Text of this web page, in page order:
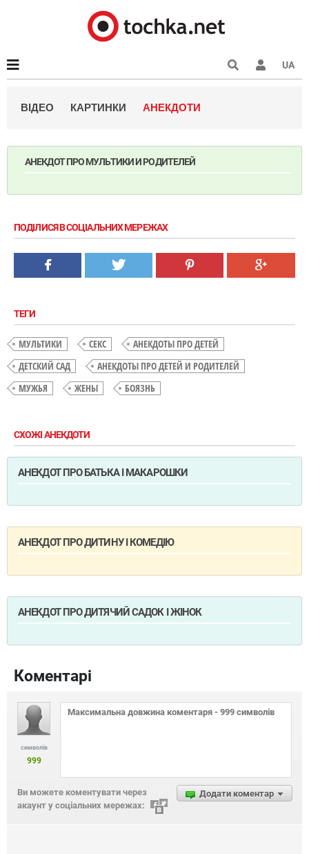
UA
ВІДЕО КАРТИНКИ АНЕКДОТИ
АНЕКДОТ ПРО МУЛЬТИКИ И РОДИТЕЛЕЙ
ПОДІЛИСЯ В СОЦІАЛЬНИХ МЕРЕЖАХ
ТЕГИ
МУЛЬТИКИ СЕКС
АНЕКДОТЫ ПРО ДЕТЕЙ
ДЕТСКИЙ САД
АНЕКДОТЫ ПРО ДЕТЕЙ И РОДИТЕЛЕЙ
МУЖЬЯ
ЖЕНЫ БОЯЗНЬ
СХОЖІ АНЕКДОТИ
АНЕКДОТ ПРО БАТЬКА І МАКАРОШКИ
АНЕКДОТ ПРО ДИТИНУ І КОМЕДІЮ
АНЕКДОТ ПРО ДИТЯЧИЙ САДОК І ЖІНОК
Коментарі
символів
999
Додати коментар
Ви можете коментувати через
акаунт у соціальних мережах: